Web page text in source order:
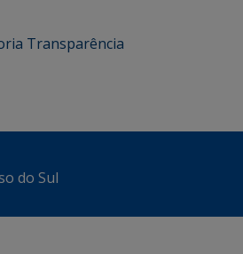
Transparência
do Sul